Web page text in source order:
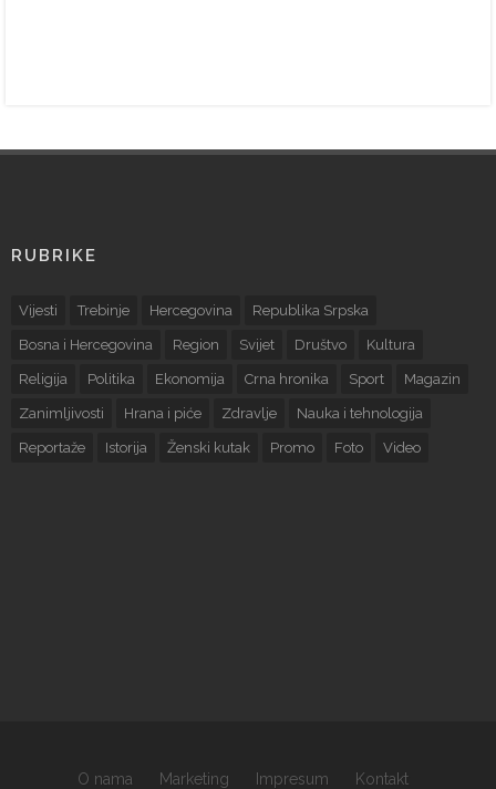
RUBRIKE
Vijesti Trebinje Hercegovina Republika Srpska
Bosna i Hercegovina Region Svijet Društvo Kultura
Religija Politika Ekonomija Crna hronika Sport Magazin
Zanimljivosti Hrana i piće Zdravlje Nauka i tehnologija
Reportaže Istorija Ženski kutak Promo Foto Video
O nama Marketing Impresum Kontakt